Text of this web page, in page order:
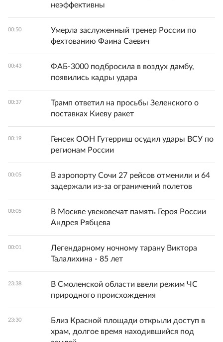
неэффективны
00:50
Умерла заслуженный тренер России по
фехтованию Фаина Саевич
00:43
ФАБ-3000 подбросила в воздух дамбу,
появились кадры удара
00:37
Трамп ответил на просьбы Зеленского о
поставках Киеву ракет
00:19
Генсек ООН Гутерриш осудил удары ВСУ по
регионам России
00:05
В аэропорту Сочи 27 рейсов отменили и 64
задержали из-за ограничений полетов
00:05
В Москве увековечат память Героя России
Андрея Рябцева
00:01
Легендарному ночному тарану Виктора
Талалихина - 85 лет
23:38
В Смоленской области ввели режим ЧС
природного происхождения
23:30
Близ Красной площади открыли доступ в
храм, долгое время находившийся под